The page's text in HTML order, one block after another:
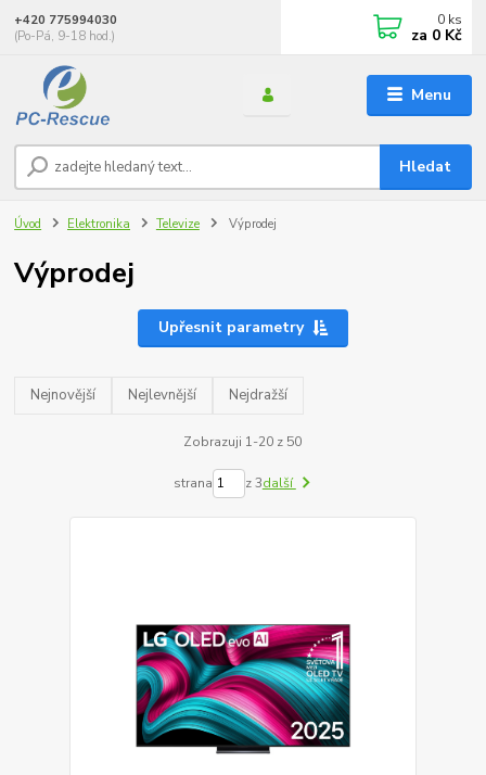
Menu
Hledat
+420 775994030
(Po-Pá, 9-18 hod.)
0 ks
za 0 Kč
Úvod Elektronika Televize Výprodej
Výprodej
Upřesnit parametry
Nejnovější Nejlevnější Nejdražší
Zobrazuji 1-20 z 50
strana z 3další